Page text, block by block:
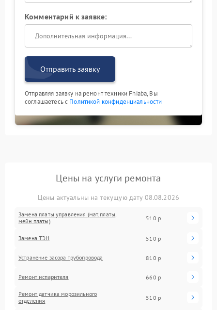
Комментарий к заявке:
Отправить заявку
Отправляя заявку на ремонт техники Fhiaba, Вы
соглашаетесь с Политикой конфиденциальности
Цены на услуги ремонта
Цены актуальны на текущую дату 08.08.2026
Замена платы управления (мат.платы,
мейн платы)
510 р
Замена ТЭН 510 р
Устранение засора трубопровода 810 р
Ремонт испарителя 660 р
Ремонт датчика морозильного
отделения
510 р